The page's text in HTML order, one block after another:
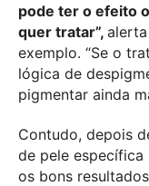
pode ter o efeito
quer tratar”,
exemplo. “Se o
lógica de
pigmentar ainda
Contudo, depois
de pele
os bons